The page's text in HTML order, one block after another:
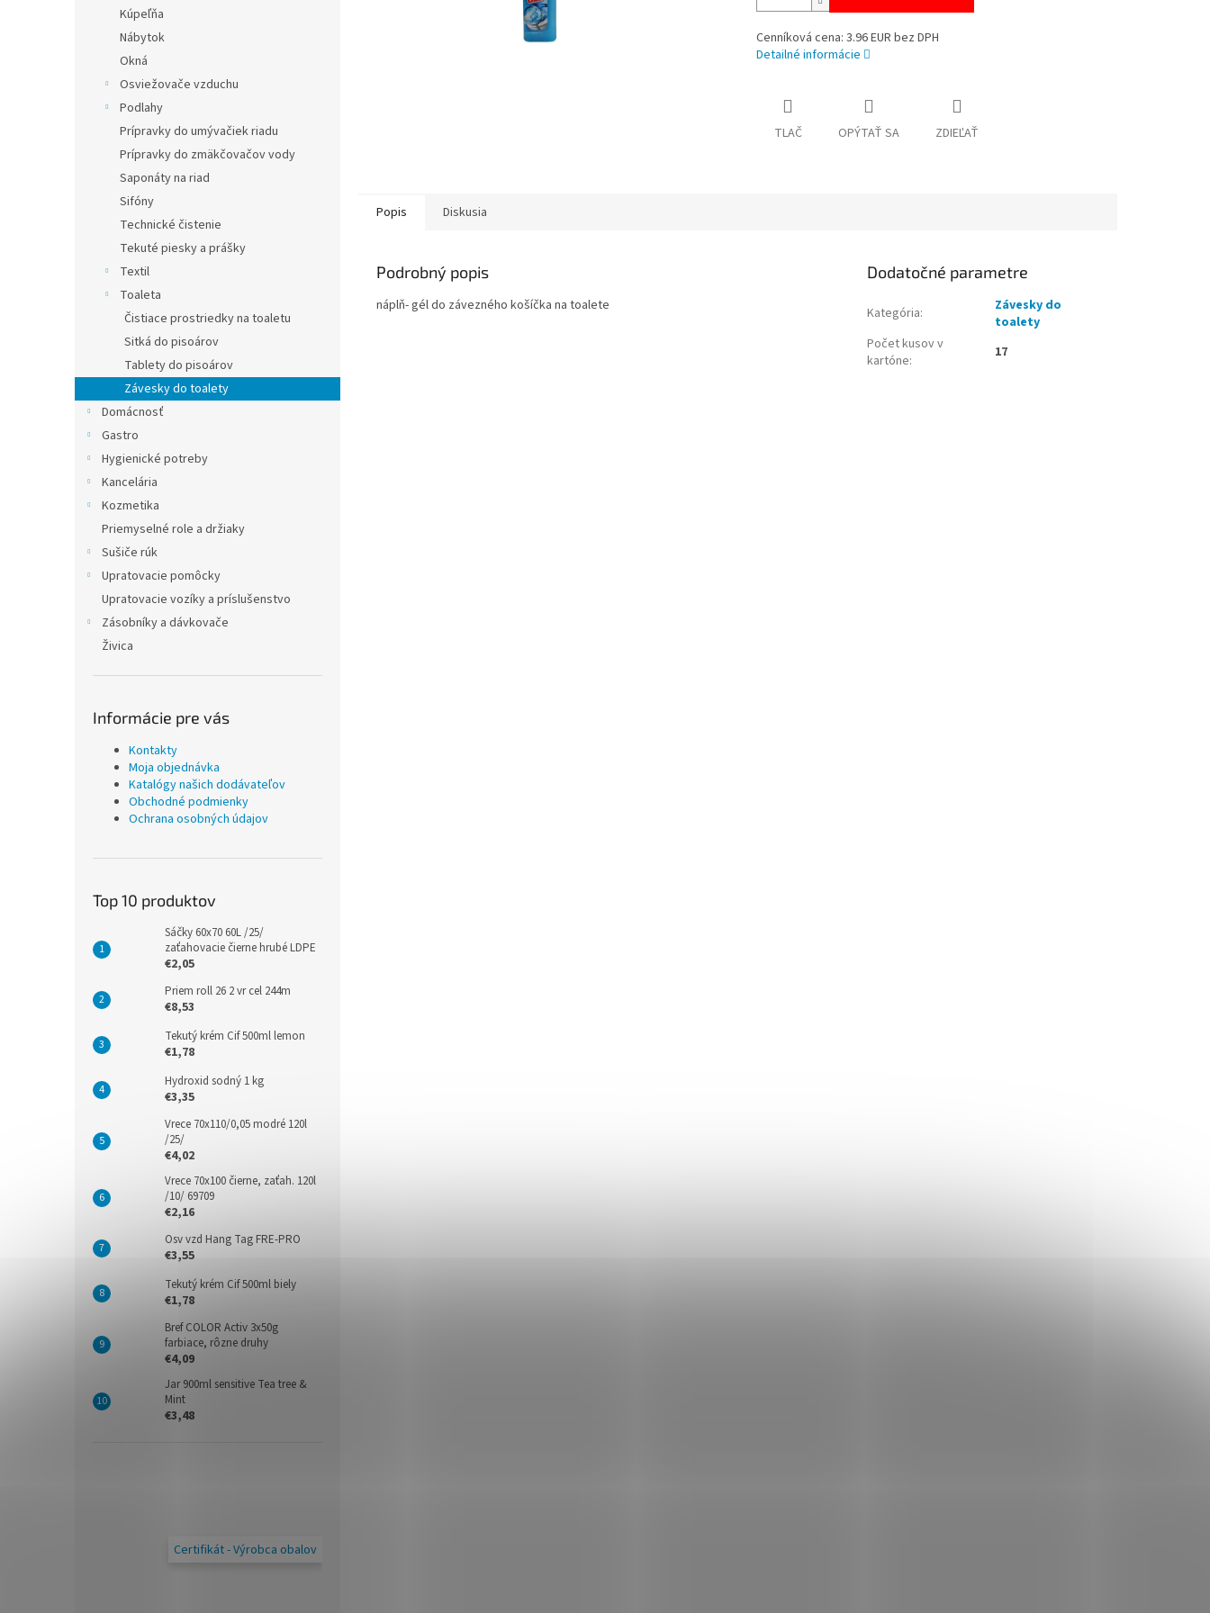
Kúpeľňa
Nábytok
Okná
Osviežovače vzduchu
Podlahy
Prípravky do umývačiek riadu
Prípravky do zmäkčovačov vody
Saponáty na riad
Sifóny
Technické čistenie
Tekuté piesky a prášky
Textil
Toaleta
Čistiace prostriedky na toaletu
Sitká do pisoárov
Tablety do pisoárov
Závesky do toalety
Domácnosť
Gastro
Hygienické potreby
Kancelária
Kozmetika
Priemyselné role a držiaky
Sušiče rúk
Upratovacie pomôcky
Upratovacie vozíky a príslušenstvo
Zásobníky a dávkovače
Živica
Informácie pre vás
Kontakty
Moja objednávka
Katalógy našich dodávateľov
Obchodné podmienky
Ochrana osobných údajov
Top 10 produktov
Sáčky 60x70 60L /25/
zaťahovacie čierne hrubé LDPE
€2,05
Priem roll 26 2 vr cel 244m
€8,53
Tekutý krém Cif 500ml lemon
€1,78
Hydroxid sodný 1 kg
€3,35
Vrece 70x110/0,05 modré 120l
/25/
€4,02
Vrece 70x100 čierne, zaťah. 120l
/10/ 69709
€2,16
Osv vzd Hang Tag FRE-PRO
€3,55
Tekutý krém Cif 500ml biely
€1,78
Bref COLOR Activ 3x50g
farbiace, rôzne druhy
€4,09
Jar 900ml sensitive Tea tree &
Mint
€3,48
Certifikát - Výrobca obalov
Cenníková cena: 3.96 EUR bez DPH
Detailné informácie
TLAČ OPÝTAŤ SA ZDIEĽAŤ
Popis Diskusia
Podrobný popis
náplň- gél do závezného košíčka na toalete
Dodatočné parametre
Kategória:
Závesky do
toalety
Počet kusov v
kartóne: 17